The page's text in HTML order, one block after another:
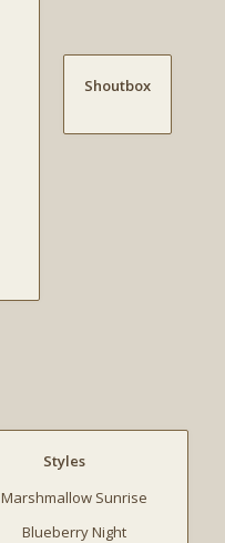
Shoutbox
Styles
Marshmallow Sunrise
Blueberry Night